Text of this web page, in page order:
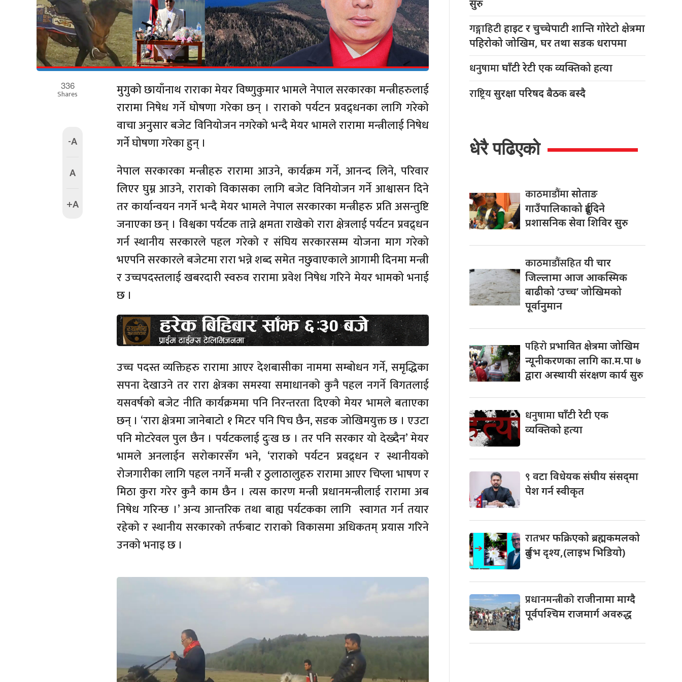
336
Shares
-A
A
+A
मुगुको छायाँनाथ राराका मेयर विष्णुकुमार भामले नेपाल सरकारका मन्त्रीहरुलाई
रारामा निषेध गर्ने घोषणा गरेका छन् । राराको पर्यटन प्रवद्र्धनका लागि गरेको
वाचा अनुसार बजेट विनियोजन नगरेको भन्दै मेयर भामले रारामा मन्त्रीलाई निषेध
गर्ने घोषणा गरेका हुन् ।
नेपाल सरकारका मन्त्रीहरु रारामा आउने, कार्यक्रम गर्ने, आनन्द लिने, परिवार
लिएर घुम्न आउने, राराको विकासका लागि बजेट विनियोजन गर्ने आश्वासन दिने
तर कार्यान्वयन नगर्ने भन्दै मेयर भामले नेपाल सरकारका मन्त्रीहरु प्रति असन्तुष्टि
जनाएका छन् । विश्वका पर्यटक तान्ने क्षमता राखेको रारा क्षेत्रलाई पर्यटन प्रवद्र्धन
गर्न स्थानीय सरकारले पहल गरेको र संघिय सरकारसम्म योजना माग गरेको
भएपनि सरकारले बजेटमा रारा भन्ने शब्द समेत नछुवाएकाले आगामी दिनमा मन्त्री
र उच्चपदस्तलाई खबरदारी स्वरुव रारामा प्रवेश निषेध गरिने मेयर भामको भनाई
छ ।
उच्च पदस्त व्यक्तिहरु रारामा आएर देशबासीका नाममा सम्बोधन गर्ने, समृद्धिका
सपना देखाउने तर रारा क्षेत्रका समस्या समाधानको कुनै पहल नगर्ने विगतलाई
यसवर्षको बजेट नीति कार्यक्रममा पनि निरन्तरता दिएको मेयर भामले बताएका
छन् । ‘रारा क्षेत्रमा जानेबाटो १ मिटर पनि पिच छैन, सडक जोखिमयुक्त छ । एउटा
पनि मोटरेवल पुल छैन । पर्यटकलाई दुःख छ । तर पनि सरकार यो देख्दैन’ मेयर
भामले अनलाईन सरोकारसँग भने, ‘राराको पर्यटन प्रवद्र्धन र स्थानीयको
रोजगारीका लागि पहल नगर्ने मन्त्री र ठुलाठालुहरु रारामा आएर चिप्ला भाषण र
मिठा कुरा गरेर कुनै काम छैन । त्यस कारण मन्त्री प्रधानमन्त्रीलाई रारामा अब
निषेध गरिन्छ ।’ अन्य आन्तरिक तथा बाह्य पर्यटकका लागि स्वागत गर्न तयार
रहेको र स्थानीय सरकारको तर्फबाट राराको विकासमा अधिकतम् प्रयास गरिने
उनको भनाइ छ ।
सुरु
गङ्गाहिटीहाइट र चुच्चेपाटी शान्ति गोरेटो क्षेत्रमा
पहिरोको जोखिम, घर तथा सडक धरापमा
धनुषामाघाँटी रेटी एक व्यक्तिको हत्या
राष्ट्रियसुरक्षा परिषद बैठक बस्दै
धेरै पढिएको
काठमाडौंमासोताङ
गाउँपालिकाको दुईदिने
प्रशासनिक सेवा शिविर सुरु
काठमाडौंसहितयी चार
जिल्लामा आज आकस्मिक
बाढीको ‘उच्च’ जोखिमको
पूर्वानुमान
पहिरोप्रभावित क्षेत्रमा जोखिम
न्यूनीकरणका लागि का.म.पा ७
द्वारा अस्थायी संरक्षण कार्य सुरु
धनुषामाघाँटी रेटी एक
व्यक्तिको हत्या
९वटा विधेयक संघीय संसद्‌मा
पेश गर्न स्वीकृत
रातभरफक्रिएको ब्रह्मकमलको
दुर्लभ दृश्य,(लाइभ भिडियो)
प्रधानमन्त्रीकोराजीनामा माग्दै
पूर्वपश्चिम राजमार्ग अवरुद्ध